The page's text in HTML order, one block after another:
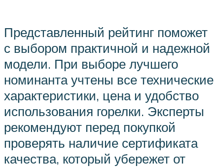
Представленный рейтинг поможет
с выбором практичной и надежной
модели. При выборе лучшего
номинанта учтены все технические
характеристики, цена и удобство
использования горелки. Эксперты
рекомендуют перед покупкой
проверять наличие сертификата
качества, который убережет от